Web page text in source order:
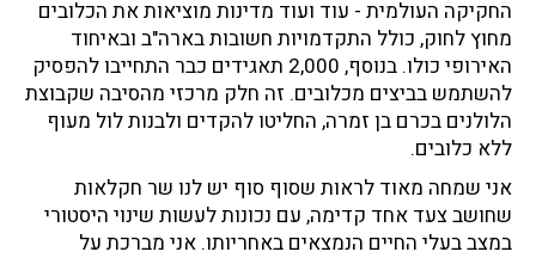
החקיקה העולמית - עוד ועוד מדינות מוציאות את הכלובים
מחוץ לחוק, כולל התקדמויות חשובות בארה"ב ובאיחוד
האירופי כולו. בנוסף, 2,000 תאגידים כבר התחייבו להפסיק
להשתמש בביצים מכלובים. זה חלק מרכזי מהסיבה שקבוצת
הלולנים בכרם בן זמרה, החליטו להקדים ולבנות לול מעוף
ללא כלובים.
אני שמחה מאוד לראות שסוף סוף יש לנו שר חקלאות
שחושב צעד אחד קדימה, עם נכונות לעשות שינוי היסטורי
במצב בעלי החיים הנמצאים באחריותו. אני מברכת על